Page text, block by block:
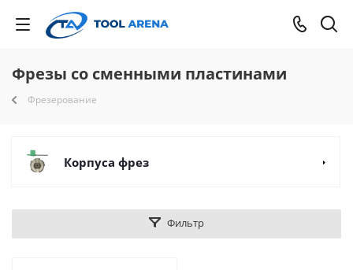
Фрезы со сменными пластинами
Фрезерование
Корпуса фрез
Фильтр